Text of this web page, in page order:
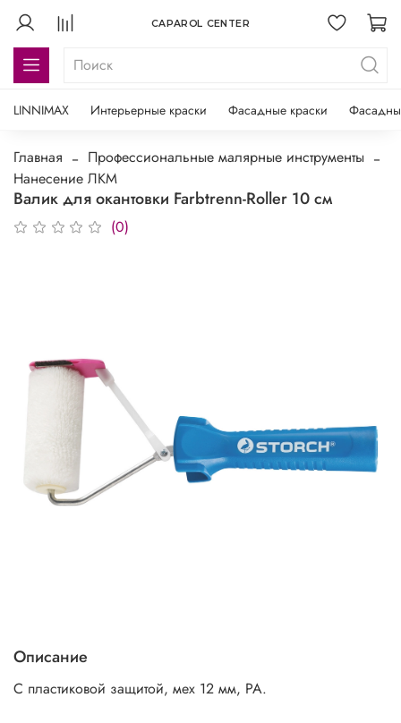
CAPAROL CENTER
LINNIMAX Интерьерные краски Фасадные краски
Главная
Профессиональные малярные инструменты
Нанесение ЛКМ
Валик для окантовки Farbtrenn-Roller 10 см
(0)
Описание
С пластиковой защитой, мех 12 мм, РА.